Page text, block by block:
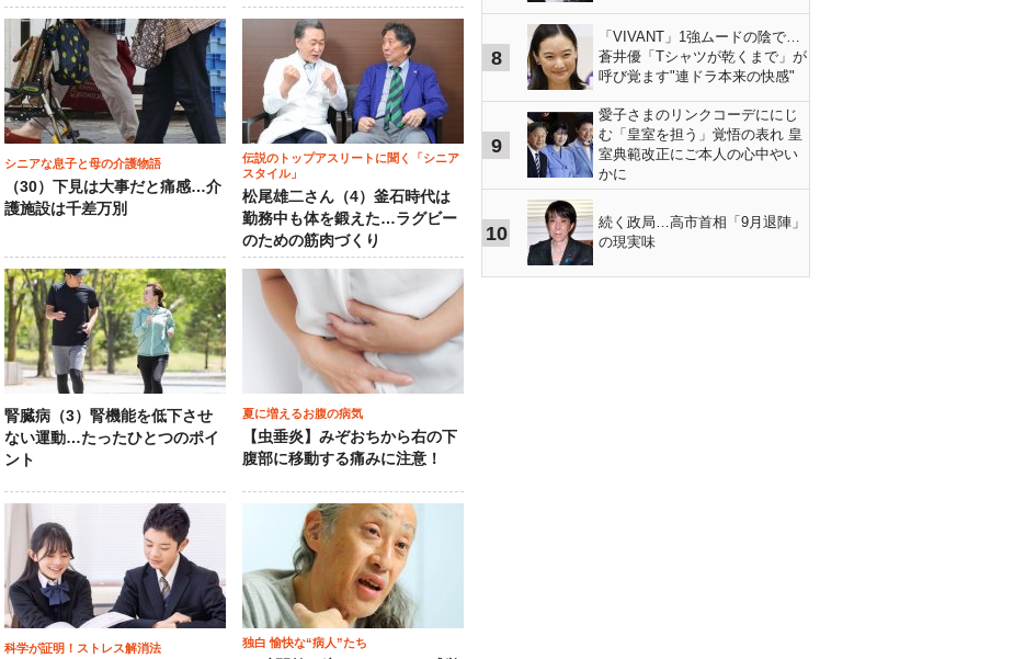
シニアな息子と母の介護物語
（30）下見は大事だと痛感…介
護施設は千差万別
伝説のトップアスリートに聞く「シニア
スタイル」
松尾雄二さん（4）釜石時代は
勤務中も体を鍛えた…ラグビー
のための筋肉づくり
腎臓病（3）腎機能を低下させ
ない運動…たったひとつのポイ
ント
夏に増えるお腹の病気
【虫垂炎】みぞおちから右の下
腹部に移動する痛みに注意！
科学が証明！ストレス解消法 独白 愉快な“病人”たち
8
「VIVANT」1強ムードの陰で…
蒼井優「Tシャツが乾くまで」が
呼び覚ます"連ドラ本来の快感"
9
愛子さまのリンクコーデににじ
む「皇室を担う」覚悟の表れ 皇
室典範改正にご本人の心中やい
かに
10
続く政局…高市首相「9月退陣」
の現実味